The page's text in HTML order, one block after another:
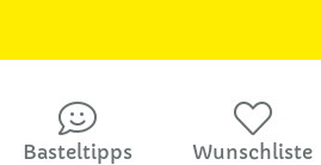
Basteltipps Wunschliste